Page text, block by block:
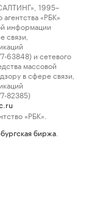
1995–
«РБК»
информации
связи,
63848) и сетевого
массовой
в сфере связи,
82385)
«РБК».
биржа